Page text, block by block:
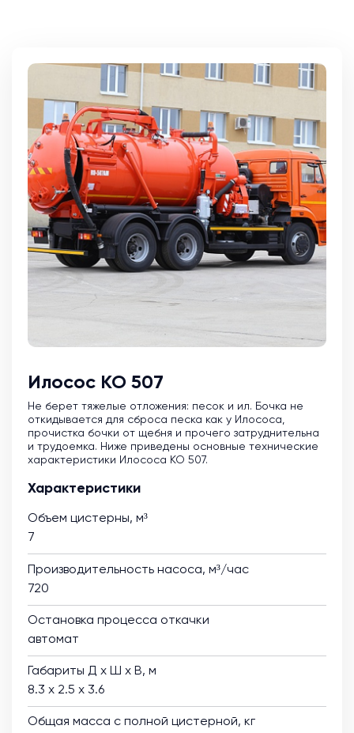
Илосос КО 507
Не берет тяжелые отложения: песок и ил. Бочка не
откидывается для сброса песка как у Илососа,
прочистка бочки от щебня и прочего затруднительна
и трудоемка. Ниже приведены основные технические
характеристики Илососа КО 507.
Характеристики
Объем цистерны, м³
7
Производительность насоса, м³/час
720
Остановка процесса откачки
автомат
Габариты Д х Ш х В, м
8.3 х 2.5 х 3.6
Общая масса с полной цистерной, кг